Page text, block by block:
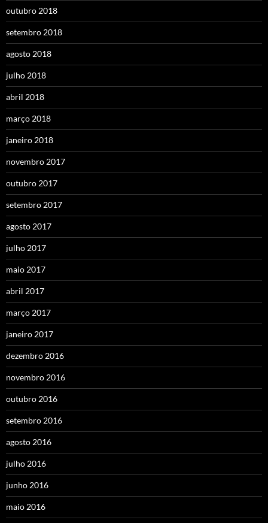
outubro 2018
setembro 2018
agosto 2018
julho 2018
abril 2018
março 2018
janeiro 2018
novembro 2017
outubro 2017
setembro 2017
agosto 2017
julho 2017
maio 2017
abril 2017
março 2017
janeiro 2017
dezembro 2016
novembro 2016
outubro 2016
setembro 2016
agosto 2016
julho 2016
junho 2016
maio 2016